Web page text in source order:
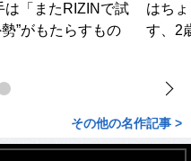
は「またRIZINで試
”がもたらすもの
はち
す、2
その他の名作記事 >